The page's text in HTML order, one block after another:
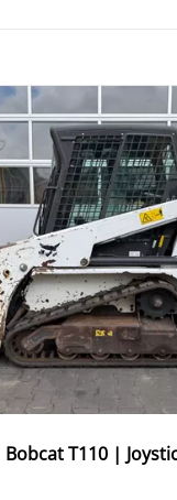
Bobcat T110 |